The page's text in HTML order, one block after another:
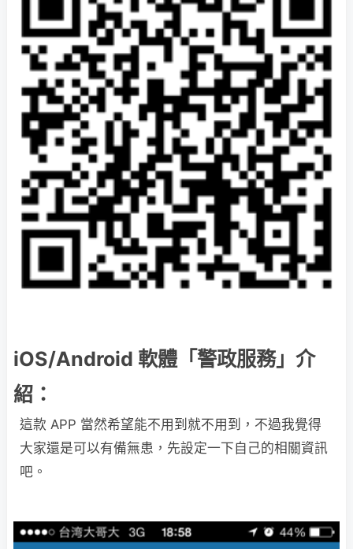
iOS/Android 軟體「警政服務」介
紹：
這款 APP 當然希望能不用到就不用到，不過我覺得
大家還是可以有備無患，先設定一下自己的相關資訊
吧。